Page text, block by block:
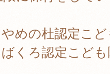
やめの杜認定こ
定こども